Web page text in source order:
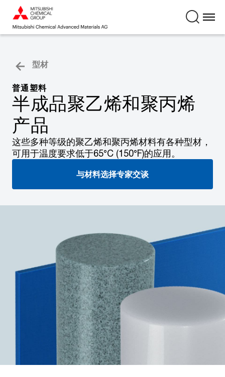
型材
普通塑料
半成品聚乙烯和聚丙烯
产品
这些多种等级的聚乙烯和聚丙烯材料有各种型材，
可用于温度要求低于65°C (150°F)的应用。
与材料选择专家交谈